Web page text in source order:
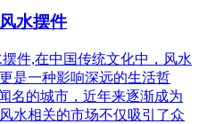
水摆件
件,在中国传统文化中，风水
是一种影响深远的生活哲
名的城市，近年来逐渐成为
水相关的市场不仅吸引了众